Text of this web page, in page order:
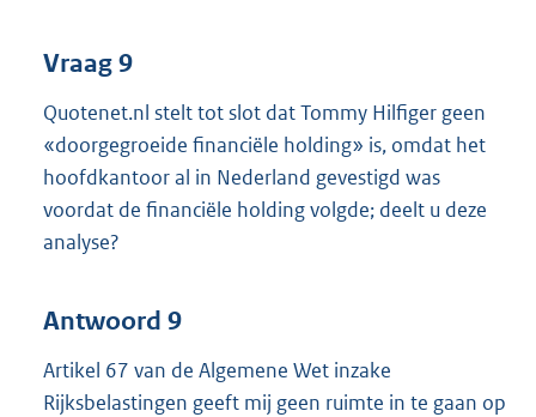
Vraag 9
Quotenet.nl stelt tot slot dat Tommy Hilfiger geen
«doorgegroeide financiële holding» is, omdat het
hoofdkantoor al in Nederland gevestigd was
voordat de financiële holding volgde; deelt u deze
analyse?
Antwoord 9
Artikel 67 van de Algemene Wet inzake
Rijksbelastingen geeft mij geen ruimte in te gaan op